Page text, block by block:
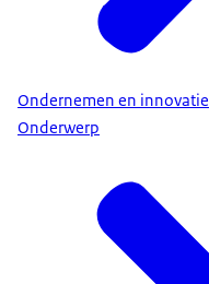
Ondernemen en innovatie
Onderwerp